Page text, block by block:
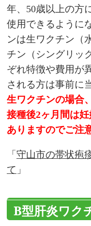
年、50歳以上の方
使用できるように
ンは生ワクチン（
チン（シングリッ
ぞれ特徴や費用が
される方は事前に
生ワクチンの場合
接種後2ヶ月間は
ありますのでご注
「 守山市の帯状疱
て 」
B型肝炎ワク